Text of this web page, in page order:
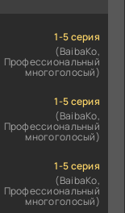
1-5 серия
(BaibaKo,
Профессиональный
многоголосый)
1-5 серия
(BaibaKo,
Профессиональный
многоголосый)
1-5 серия
(BaibaKo,
Профессиональный
многоголосый)